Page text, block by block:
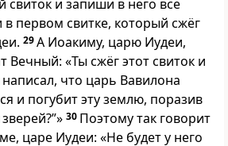
свиток и запиши в него все
в первом свитке, который сжёг
29А Иоакиму, царю Иудеи,
Вечный: «Ты сжёг этот свиток и
что царь Вавилона
и погубит эту землю, поразив
30 Поэтому так говорит
царе Иудеи: «Не будет у него